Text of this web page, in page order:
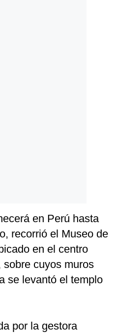
en Perú hasta
recorrió el Museo de
en el centro
cuyos muros
se levantó el templo
por la gestora